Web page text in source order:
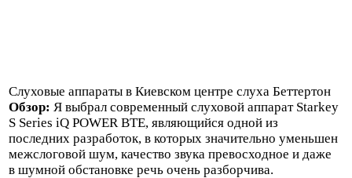
Слуховые аппараты в Киевском центре слуха Беттертон
Обзор: Я выбрал современный слуховой аппарат Starkey
S Series iQ POWER BTE, являющийся одной из
последних разработок, в которых значительно уменьшен
межслоговой шум, качество звука превосходное и даже
в шумной обстановке речь очень разборчива.